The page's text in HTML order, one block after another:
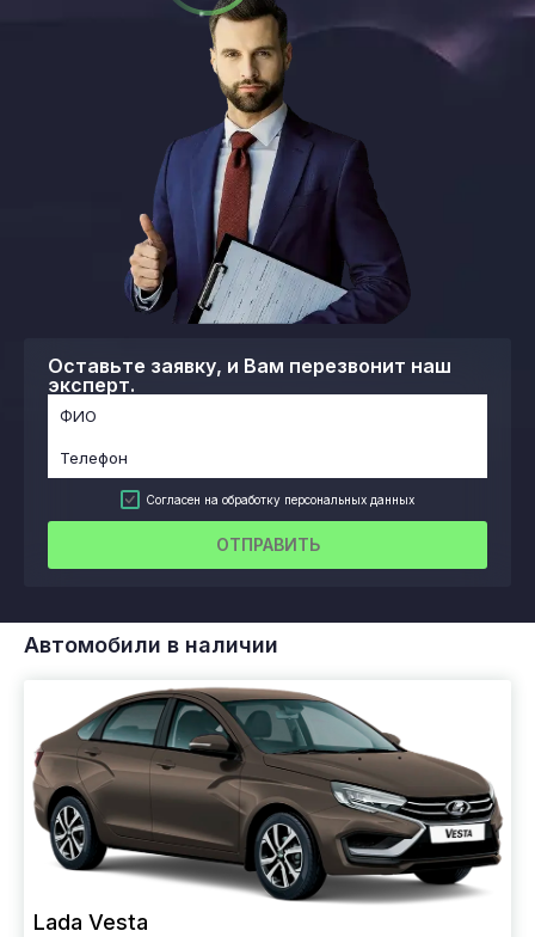
Оставьте заявку, и Вам перезвонит наш
эксперт.
Согласен на обработку персональных данных
ОТПРАВИТЬ
Автомобили в наличии
Lada Vesta